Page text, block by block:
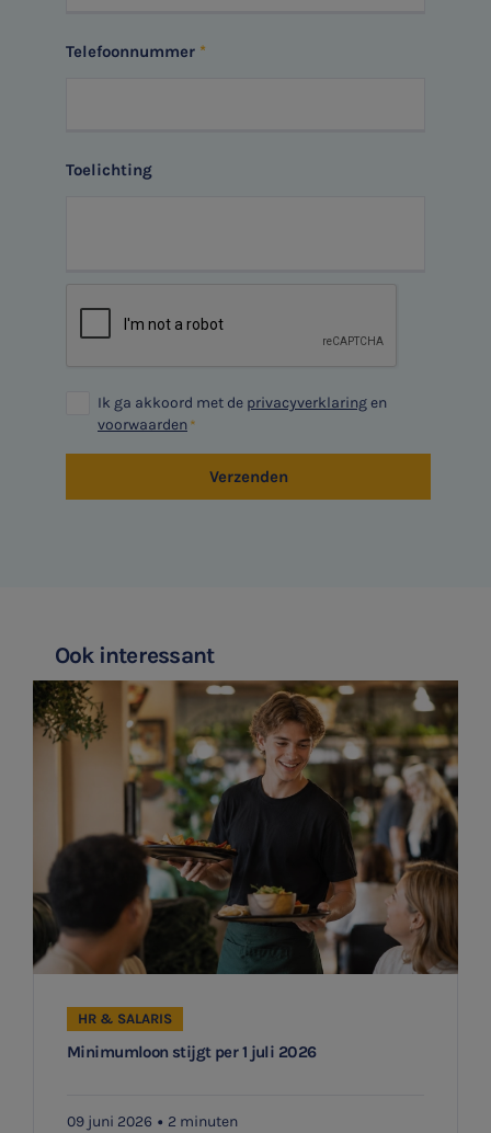
E-commerce
Ondernemer en privé
HR Advies
het topic: Stikstof
Aanmelden
Telefoonnummer
Toelichting
Ik ga akkoord met de privacyverklaringen
voorwaarden
Verzenden
Ook interessant
Minimumloon stijgt per 1 juli 2026
HR & SALARIS
09 juni 2026 2 minuten